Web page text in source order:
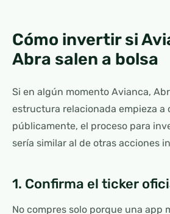
Cómo invertir si
Abra salen a bolsa
Si en algún momento Avianca,
estructura relacionada empieza a
públicamente, el proceso para
sería similar al de otras acciones
1. Confirma el ticker
No compres solo porque una app